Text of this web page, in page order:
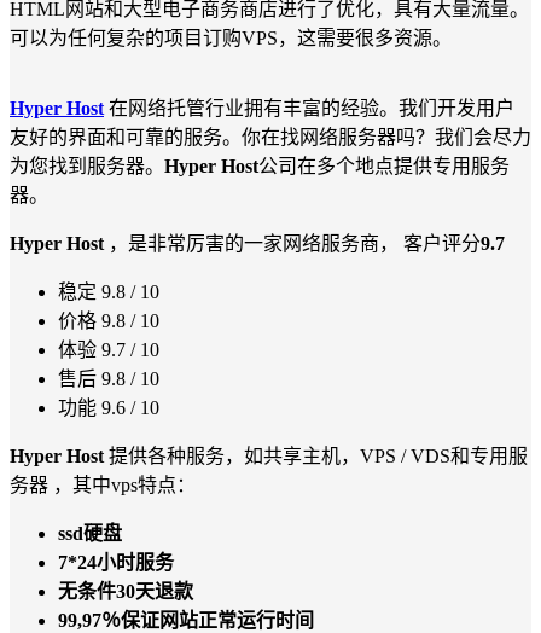
HTML网站和大型电子商务商店进行了优化，具有大量流量。
可以为任何复杂的项目订购VPS，这需要很多资源。
Hyper Host 在网络托管行业拥有丰富的经验。我们开发用户
友好的界面和可靠的服务。你在找网络服务器吗？我们会尽力
为您找到服务器。 Hyper Host公司在多个地点提供专用服务
器。
Hyper Host ，是非常厉害的一家网络服务商， 客户评分9.7
稳定 9.8 / 10
价格 9.8 / 10
体验 9.7 / 10
售后 9.8 / 10
功能 9.6 / 10
Hyper Host 提供各种服务，如共享主机，VPS / VDS和专用服
务器 ，其中vps特点：
ssd硬盘
7*24小时服务
无条件30天退款
99,97％保证网站正常运行时间